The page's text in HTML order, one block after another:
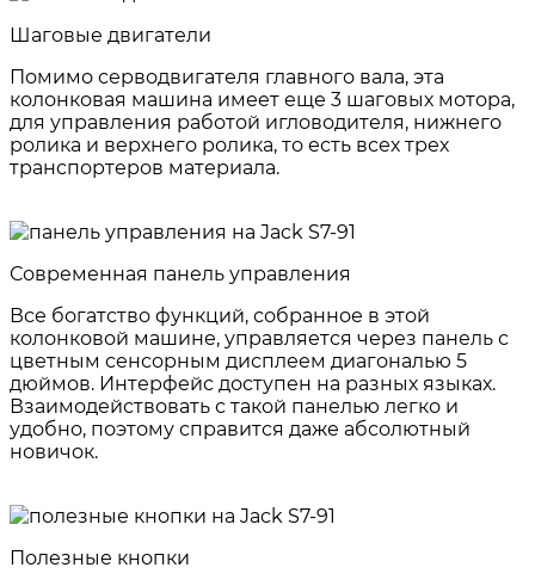
Шаговые двигатели
Помимо серводвигателя главного вала, эта
колонковая машина имеет еще 3 шаговых мотора,
для управления работой игловодителя, нижнего
ролика и верхнего ролика, то есть всех трех
транспортеров материала.
Современная панель управления
Все богатство функций, собранное в этой
колонковой машине, управляется через панель с
цветным сенсорным дисплеем диагональю 5
дюймов. Интерфейс доступен на разных языках.
Взаимодействовать с такой панелью легко и
удобно, поэтому справится даже абсолютный
новичок.
Полезные кнопки